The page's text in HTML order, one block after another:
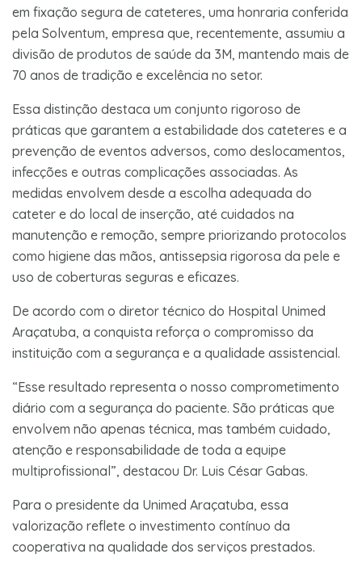
em fixação segura de cateteres, uma honraria conferida
pela Solventum, empresa que, recentemente, assumiu a
divisão de produtos de saúde da 3M, mantendo mais de
70 anos de tradição e excelência no setor.
Essa distinção destaca um conjunto rigoroso de
práticas que garantem a estabilidade dos cateteres e a
prevenção de eventos adversos, como deslocamentos,
infecções e outras complicações associadas. As
medidas envolvem desde a escolha adequada do
cateter e do local de inserção, até cuidados na
manutenção e remoção, sempre priorizando protocolos
como higiene das mãos, antissepsia rigorosa da pele e
uso de coberturas seguras e eficazes.
De acordo com o diretor técnico do Hospital Unimed
Araçatuba, a conquista reforça o compromisso da
instituição com a segurança e a qualidade assistencial.
“Esse resultado representa o nosso comprometimento
diário com a segurança do paciente. São práticas que
envolvem não apenas técnica, mas também cuidado,
atenção e responsabilidade de toda a equipe
multiprofissional”, destacou Dr. Luis César Gabas.
Para o presidente da Unimed Araçatuba, essa
valorização reflete o investimento contínuo da
cooperativa na qualidade dos serviços prestados.